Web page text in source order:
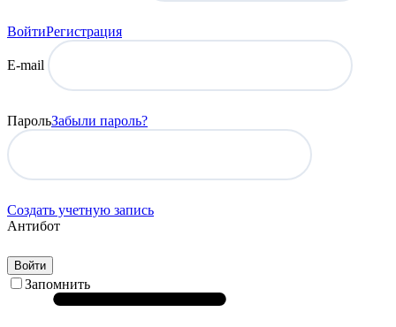
ВойтиРегистрация
E-mail
ПарольЗабыли пароль?
Создать учетную запись
Антибот
Войти
Запомнить